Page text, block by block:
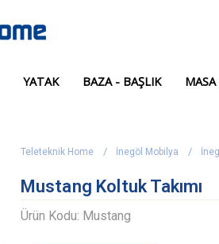
YATAK BAZA - BAŞLIK MASA
Teleteknik Home İnegöl Mobilya
Mustang Koltuk Takımı
Ürün Kodu: Mustang